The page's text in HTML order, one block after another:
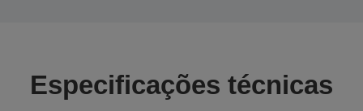
Especificações técnicas